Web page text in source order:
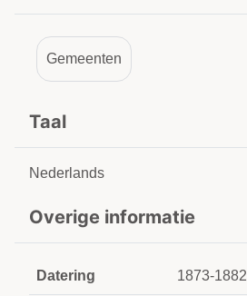
Gemeenten
Taal
Nederlands
Overige informatie
Datering 1873-1882